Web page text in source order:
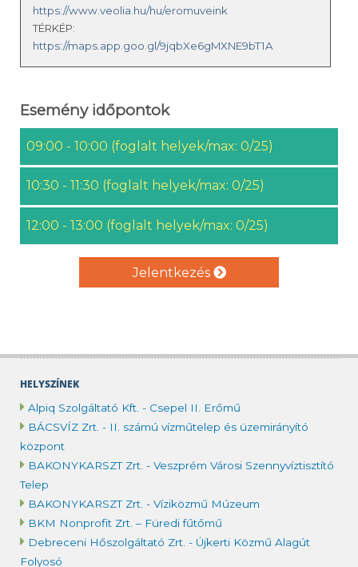
HELYSZÍNEK
Alpiq Szolgáltató Kft. - Csepel II. Erőmű
BÁCSVÍZ Zrt. - II. számú vízműtelep és üzemirányító
központ
BAKONYKARSZT Zrt. - Veszprém Városi Szennyvíztisztító
Telep
BAKONYKARSZT Zrt. - Víziközmű Múzeum
BKM Nonprofit Zrt. – Füredi fűtőmű
Debreceni Hőszolgáltató Zrt. - Újkerti Közmű Alagút
Folyosó
https://www.veolia.hu/hu/eromuveink
TÉRKÉP:
https://maps.app.goo.gl/9jqbXe6gMXNE9bT1A
Esemény időpontok
09:00 - 10:00 (foglalt helyek/max: 0/25)
10:30 - 11:30 (foglalt helyek/max: 0/25)
12:00 - 13:00 (foglalt helyek/max: 0/25)
Jelentkezés